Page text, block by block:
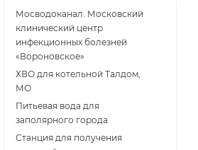
Мосводоканал. Московский
клинический центр
инфекционных болезней
«Вороновское»
ХВО для котельной Талдом,
МО
Питьевая вода для
заполярного города
Станция для получения